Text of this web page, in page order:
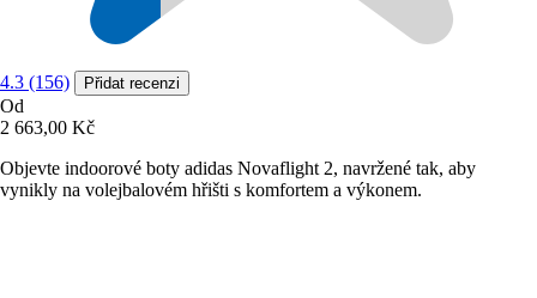
4.3 (156) Přidat recenzi
Od
2 663,00 Kč
Objevte indoorové boty adidas Novaflight 2, navržené tak, aby
vynikly na volejbalovém hřišti s komfortem a výkonem.